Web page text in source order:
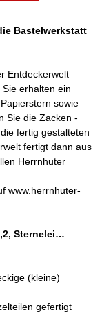
Bastelwerkstatt
Entdeckerwelt
erhalten ein
sowie
Sie die Zacken -
fertig gestalteten
fertigt dann aus
Herrnhuter
www.herrnhuter-
Sternelei…
(kleine)
gefertigt